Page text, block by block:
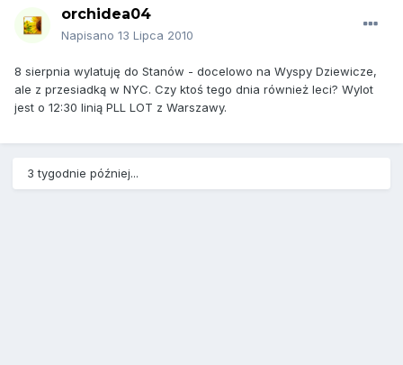
orchidea04
Napisano 13 Lipca 2010
8 sierpnia wylatuję do Stanów - docelowo na Wyspy Dziewicze,
ale z przesiadką w NYC. Czy ktoś tego dnia również leci? Wylot
jest o 12:30 linią PLL LOT z Warszawy.
3 tygodnie później...